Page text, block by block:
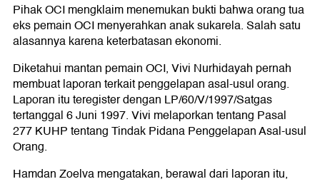
Pihak OCI mengklaim menemukan bukti bahwa orang tua
eks pemain OCI menyerahkan anak sukarela. Salah satu
alasannya karena keterbatasan ekonomi.
Diketahui mantan pemain OCI, Vivi Nurhidayah pernah
membuat laporan terkait penggelapan asal-usul orang.
Laporan itu teregister dengan LP/60/V/1997/Satgas
tertanggal 6 Juni 1997. Vivi melaporkan tentang Pasal
277 KUHP tentang Tindak Pidana Penggelapan Asal-usul
Orang.
Hamdan Zoelva mengatakan, berawal dari laporan itu,